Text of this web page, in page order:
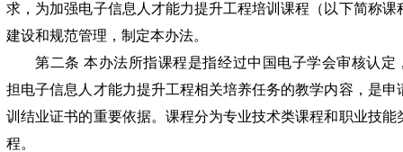
求，为加强电子信息人才能力提升工程培训课程（以下简称课
建设和规范管理，制定本办法。
第二条 本办法所指课程是指经过中国电子学会审核认定
担电子信息人才能力提升工程相关培养任务的教学内容，是申
训结业证书的重要依据。课程分为专业技术类课程和职业技能
程。